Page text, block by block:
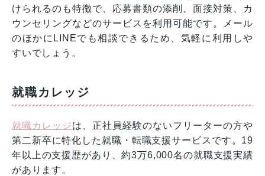
けられるのも特徴で、応募書類の添削、面接対策、カ
ウンセリングなどのサービスを利用可能です。メール
のほかにLINEでも相談できるため、気軽に利用しや
すいでしょう。
就職カレッジ
就職カレッジは、正社員経験のないフリーターの方や
第二新卒に特化した就職・転職支援サービスです。19
年以上の支援歴があり、約3万6,000名の就職支援実績
があります。